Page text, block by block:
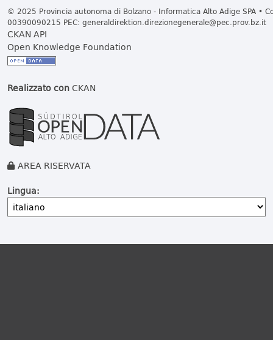
© 2025 Provincia autonoma di Bolzano - Informatica Alto Adige SPA •
00390090215 PEC: generaldirektion.direzionegenerale@pec.prov.bz.it
CKAN API
Open Knowledge Foundation
Realizzato conCKAN
AREA RISERVATA
Lingua